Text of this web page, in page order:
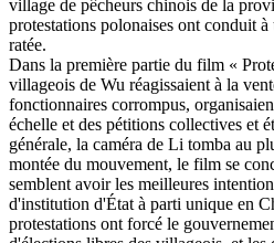
village de pêcheurs chinois de la
protestations polonaises ont conduit
ratée.
Dans la première partie du film «
villageois de Wu réagissaient à la
fonctionnaires corrompus,
échelle et des pétitions collectives et
générale, la caméra de Li tomba au
montée du mouvement, le film se
semblent avoir les meilleures
d'institution d'État à parti unique en
protestations ont forcé le